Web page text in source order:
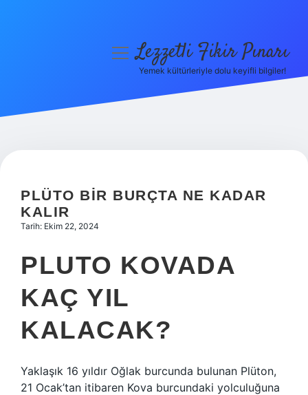
Hakkımızda
menüyüLezzetli Fikir Pınarı
Yemek kültürleriyle dolu keyifli bilgiler!
PLÜTO BIR BURÇTA NE KADAR
KALIR
Tarih: Ekim 22, 2024
PLUTO KOVADA
KAÇ YIL
KALACAK?
Yaklaşık 16 yıldır Oğlak burcunda bulunan Plüton,
21 Ocak’tan itibaren Kova burcundaki yolculuğuna